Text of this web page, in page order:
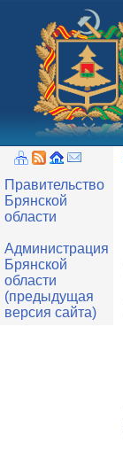
Правительство
Брянской
области
Администрация
Брянской
области
(предыдущая
версия сайта)